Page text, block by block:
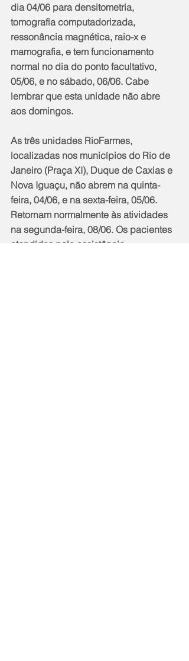
dia 04/06 para densitometria,
tomografia computadorizada,
ressonância magnética, raio-x e
mamografia, e tem funcionamento
normal no dia do ponto facultativo,
05/06, e no sábado, 06/06. Cabe
lembrar que esta unidade não abre
aos domingos.
As três unidades RioFarmes,
localizadas nos municípios do Rio de
Janeiro (Praça XI), Duque de Caxias e
Nova Iguaçu, não abrem na quinta-
feira, 04/06, e na sexta-feira, 05/06.
Retornam normalmente às atividades
na segunda-feira, 08/06. Os pacientes
atendidos pela assistência